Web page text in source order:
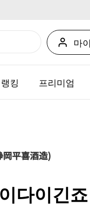
마
킹 프리미엄
岡平喜酒造)
다이긴